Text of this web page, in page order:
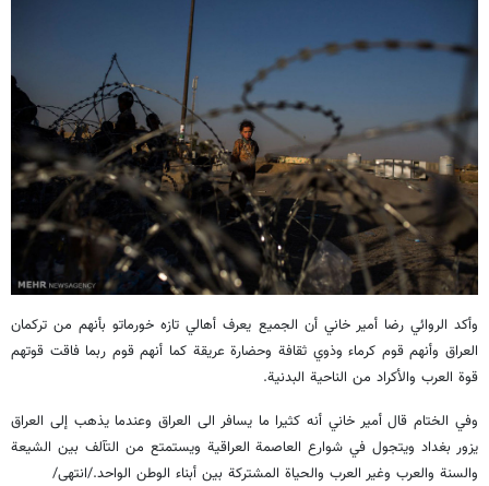
وأكد الروائي رضا أمير خاني أن الجميع يعرف أهالي تازه خورماتو بأنهم من تركمان
العراق وأنهم قوم كرماء وذوي ثقافة وحضارة عريقة كما أنهم قوم ربما فاقت قوتهم
قوة العرب والأكراد من الناحية البدنية.
وفي الختام قال أمير خاني أنه كثيرا ما يسافر الى العراق وعندما يذهب إلى العراق
يزور بغداد ويتجول في شوارع العاصمة العراقية ويستمتع من التآلف بين الشيعة
والسنة والعرب وغير العرب والحياة المشتركة بين أبناء الوطن الواحد./انتهى/